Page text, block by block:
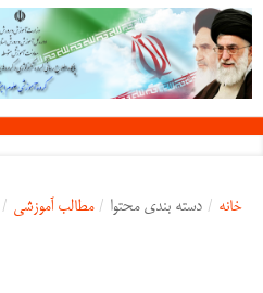
خانه / دسته بندی محتوا / مطالب آموزشی /